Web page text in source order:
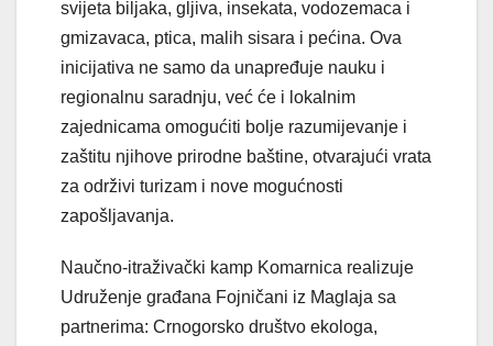
svijeta biljaka, gljiva, insekata, vodozemaca i
gmizavaca, ptica, malih sisara i pećina. Ova
inicijativa ne samo da unapređuje nauku i
regionalnu saradnju, već će i lokalnim
zajednicama omogućiti bolje razumijevanje i
zaštitu njihove prirodne baštine, otvarajući vrata
za održivi turizam i nove mogućnosti
zapošljavanja.
Naučno-itraživački kamp Komarnica realizuje
Udruženje građana Fojničani iz Maglaja sa
partnerima: Crnogorsko društvo ekologa,